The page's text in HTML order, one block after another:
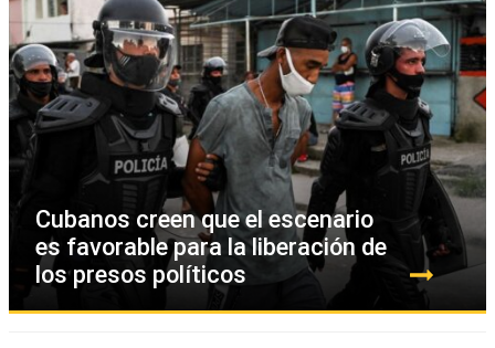
Cubanos creen que el escenario
es favorable para la liberación de
los presos políticos